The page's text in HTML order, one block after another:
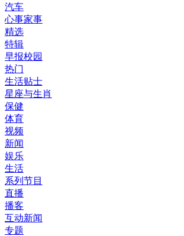
汽车
心事家事
精选
特辑
早报校园
热门
生活贴士
星座与生肖
保健
体育
视频
新闻
娱乐
生活
系列节目
直播
播客
互动新闻
专题